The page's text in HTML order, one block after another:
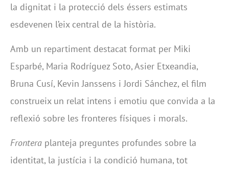
la dignitat i la protecció dels éssers estimats
esdevenen l’eix central de la història.
Amb un repartiment destacat format per Miki
Esparbé, Maria Rodríguez Soto, Asier Etxeandia,
Bruna Cusí, Kevin Janssens i Jordi Sánchez, el film
construeix un relat intens i emotiu que convida a la
reflexió sobre les fronteres físiques i morals.
Frontera planteja preguntes profundes sobre la
identitat, la justícia i la condició humana, tot